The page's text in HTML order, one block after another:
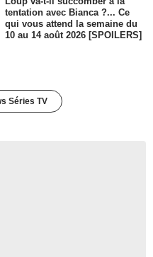
tentation avec Bianca ?... Ce
qui vous attend la semaine du
10 au 14 août 2026 [SPOILERS]
Séries TV